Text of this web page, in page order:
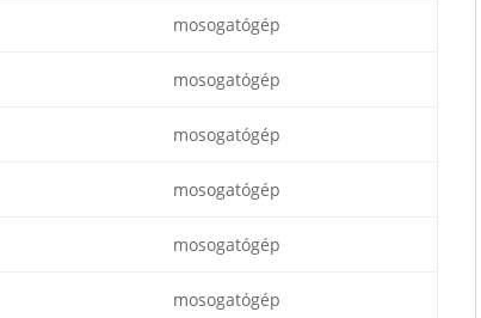
mosogatógép
mosogatógép
mosogatógép
mosogatógép
mosogatógép
mosogatógép